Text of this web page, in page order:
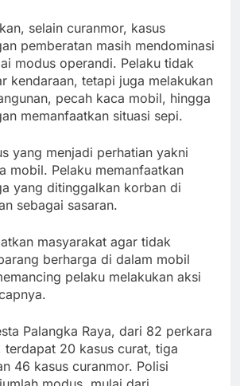
selain curanmor, kasus
pemberatan masih mendominasi
modus operandi. Pelaku tidak
kendaraan, tetapi juga melakukan
pecah kaca mobil, hingga
memanfaatkan situasi sepi.
yang menjadi perhatian yakni
mobil. Pelaku memanfaatkan
yang ditinggalkan korban di
sebagai sasaran.
masyarakat agar tidak
berharga di dalam mobil
pelaku melakukan aksi
Palangka Raya, dari 82 perkara
terdapat 20 kasus curat, tiga
46 kasus curanmor. Polisi